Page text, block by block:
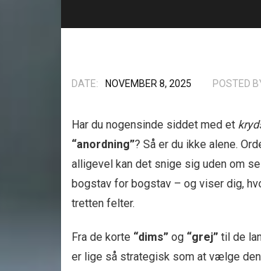
DATE: NOVEMBER 8, 2025 POSTED
Har du nogensinde siddet med et
“anordning”? Så er du ikke alene.
alligevel kan det snige sig uden om
bogstav for bogstav – og viser dig,
tretten felter.
Fra de korte “dims” og “grej” til de
er lige så strategisk som at vælge